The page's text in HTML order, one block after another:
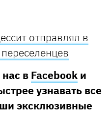
отправлял в
в Facebook и
узнавать все
эксклюзивные